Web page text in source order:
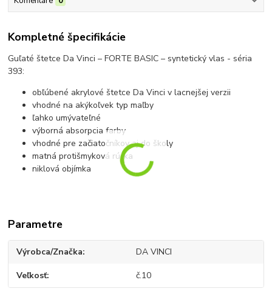
Kompletné špecifikácie
Guľaté štetce Da Vinci – FORTE BASIC – syntetický vlas - séria
393:
obľúbené akrylové štetce Da Vinci v lacnejšej verzii
vhodné na akýkoľvek typ maľby
ľahko umývateľné
výborná absorpcia farby
vhodné pre začiatočníkov aj do školy
matná protišmyková rúčka
niklová objímka
Parametre
Výrobca/Značka DA VINCI
Veľkosť č.10